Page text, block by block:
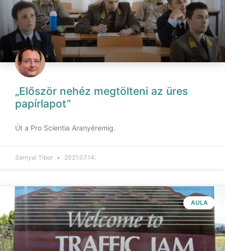
„Először nehéz megtölteni az üres
papírlapot”
Út a Pro Scientia Aranyéremig.
Sarnyai Tibor 2021.07.14.
AULA